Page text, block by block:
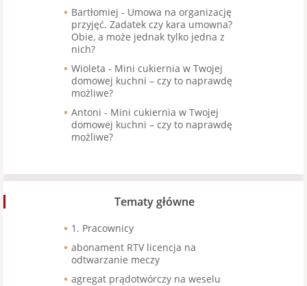
Bartłomiej - Umowa na organizację
przyjęć. Zadatek czy kara umowna?
Obie, a może jednak tylko jedna z
nich?
Wioleta - Mini cukiernia w Twojej
domowej kuchni – czy to naprawdę
możliwe?
Antoni - Mini cukiernia w Twojej
domowej kuchni – czy to naprawdę
możliwe?
Tematy główne
1. Pracownicy
abonament RTV licencja na
odtwarzanie meczy
agregat prądotwórczy na weselu